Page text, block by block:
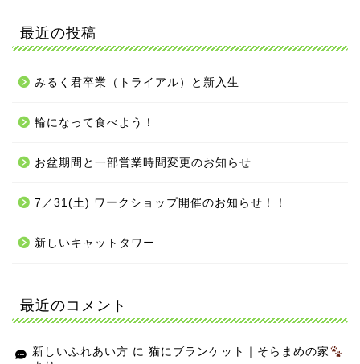
最近の投稿
みるく君卒業（トライアル）と新入生
輪になって食べよう！
お盆期間と一部営業時間変更のお知らせ
7／31(土) ワークショップ開催のお知らせ！！
新しいキャットタワー
最近のコメント
新しいふれあい方 に 猫にブランケット｜そらまめの家